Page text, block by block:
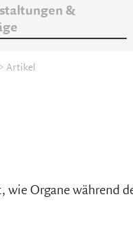
&
> Artikel
wie Organe während